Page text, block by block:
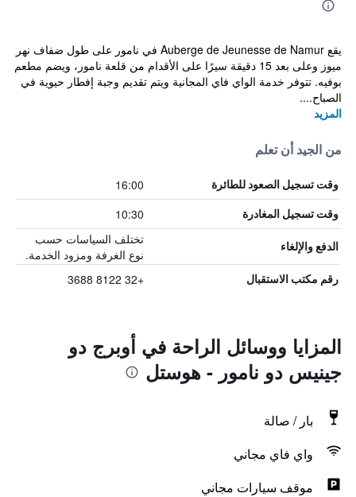
يقع Auberge de Jeunesse de Namur في نامور على طول ضفاف نهر
ميوز وعلى بعد 15 دقيقة سيرًا على الأقدام من قلعة نامور، ويضم مطعم
بوفيه. تتوفر خدمة الواي فاي المجانية ويتم تقديم وجبة إفطار حيوية في
الصباح....
المزيد
من الجيد أن تعلم
وقت تسجيل الصعود للطائرة 16:00
وقت تسجيل المغادرة 10:30
الدفع والإلغاء
تختلف السياسات حسب
نوع الغرفة ومزود الخدمة.
رقم مكتب الاستقبال +32 8122 3688
المزايا ووسائل الراحة في أوبرج دو
جينيس دو نامور - هوستل
بار / صالة
واي فاي مجاني
موقف سيارات مجاني